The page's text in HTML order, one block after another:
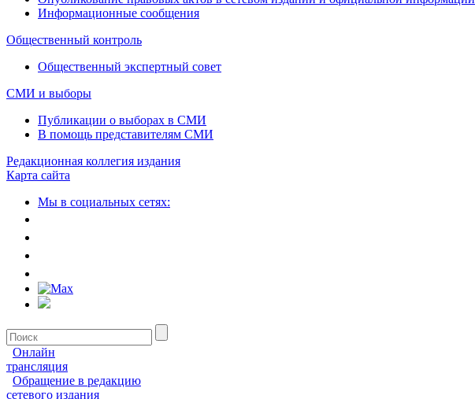
Информационные сообщения
Общественный контроль
Общественный экспертный совет
СМИ и выборы
Публикации о выборах в СМИ
В помощь представителям СМИ
Редакционная коллегия издания
Карта сайта
Мы в социальных сетях:
Онлайн
трансляция
Обращение в редакцию
сетевого издания